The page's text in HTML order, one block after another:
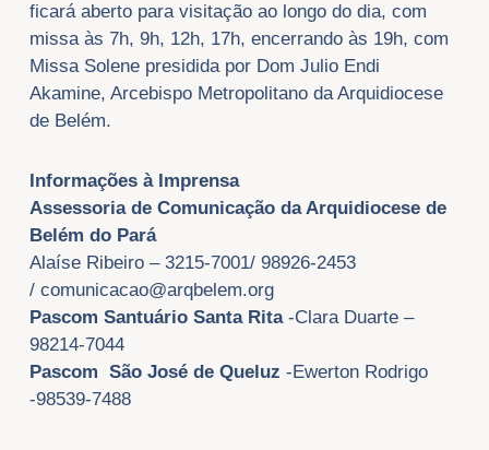
ficará aberto para visitação ao longo do dia, com
missa às 7h, 9h, 12h, 17h, encerrando às 19h, com
Missa Solene presidida por Dom Julio Endi
Akamine, Arcebispo Metropolitano da Arquidiocese
de Belém.
Informações à Imprensa
Assessoria de Comunicação da Arquidiocese de
Belém do Pará
Alaíse Ribeiro – 3215-7001/ 98926-2453
/ comunicacao@arqbelem.org
Pascom Santuário Santa Rita-Clara Duarte –
98214-7044
Pascom São José de Queluz -Ewerton Rodrigo
-98539-7488